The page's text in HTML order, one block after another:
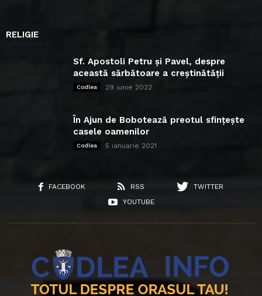
RELIGIE
Sf. Apostoli Petru și Pavel, despre
această sărbătoare a creștinătății
Codlea 29 iunie 2022
În Ajun de Bobotează preotul sfințește
casele oamenilor
Codlea 5 ianuarie 2021
FACEBOOK RSS
TWITTER
YOUTUBE